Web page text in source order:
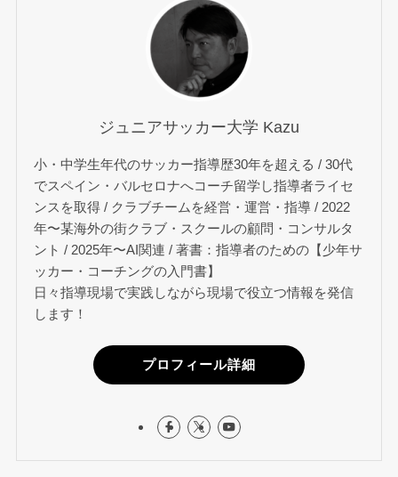
ジュニアサッカー大学 Kazu
小・中学生年代のサッカー指導歴30年を超える / 30代
でスペイン・バルセロナへコーチ留学し指導者ライセ
ンスを取得 / クラブチームを経営・運営・指導 / 2022
年〜某海外の街クラブ・スクールの顧問・コンサルタ
ント / 2025年〜AI関連 / 著書：指導者のための【少年サ
ッカー・コーチングの入門書】
日々指導現場で実践しながら現場で役立つ情報を発信
します！
プロフィール詳細